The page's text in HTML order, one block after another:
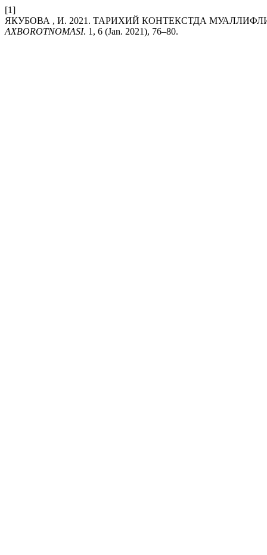
[1]
ЯКУБОВА , И. 2021. ТАРИХИЙ КОНТЕКСТДА
AXBOROTNOMASI. 1, 6 (Jan. 2021), 76–80.